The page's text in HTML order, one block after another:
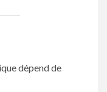
dépend de